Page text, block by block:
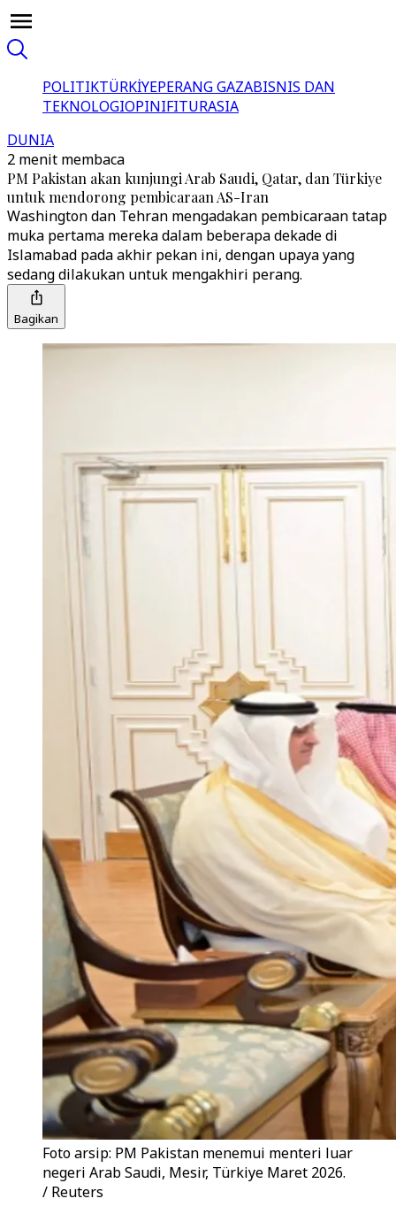
POLITIKTÜRKİYEPERANG GAZABISNIS DAN
TEKNOLOGIOPINIFITURASIA
DUNIA
2 menit membaca
PM Pakistan akan kunjungi Arab Saudi, Qatar, dan Türkiye
untuk mendorong pembicaraan AS-Iran
Washington dan Tehran mengadakan pembicaraan tatap
muka pertama mereka dalam beberapa dekade di
Islamabad pada akhir pekan ini, dengan upaya yang
sedang dilakukan untuk mengakhiri perang.
Bagikan
Foto arsip: PM Pakistan menemui menteri luar
negeri Arab Saudi, Mesir, Türkiye Maret 2026.
/ Reuters